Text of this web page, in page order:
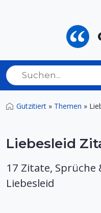
Gutzitiert » Themen »
Liebesleid
17 Zitate,
Liebesleid